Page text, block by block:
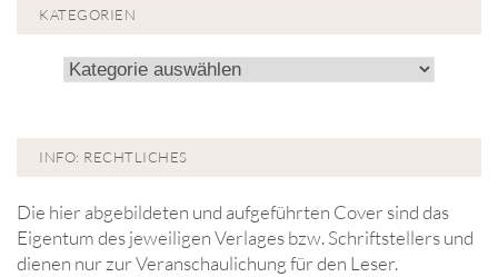
KATEGORIEN
Kategorien
INFO: RECHTLICHES
Die hier abgebildeten und aufgeführten Cover sind das
Eigentum des jeweiligen Verlages bzw. Schriftstellers und
dienen nur zur Veranschaulichung für den Leser.